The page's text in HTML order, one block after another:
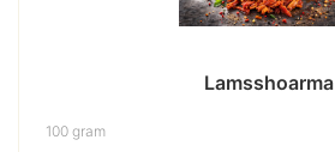
Lamsshoarma
100 gram